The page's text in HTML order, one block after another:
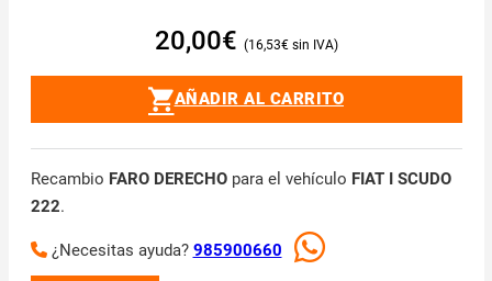
20,00€ 16,53€
AÑADIR AL CARRITO
Recambio FARO DERECHOpara el vehículo FIAT I SCUDO
222.
¿Necesitas ayuda? 985900660